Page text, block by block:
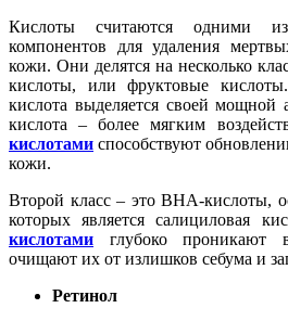
Кислоты считаются одними
компонентов для удаления
кожи. Они делятся на несколько
кислоты, или фруктовые
кислота выделяется своей мощной
кислота – более мягким
кислотами способствуют
кожи.
Второй класс – это BHA-кислоты,
которых является салициловая
кислотами глубоко
очищают их от излишков себума и
Ретинол